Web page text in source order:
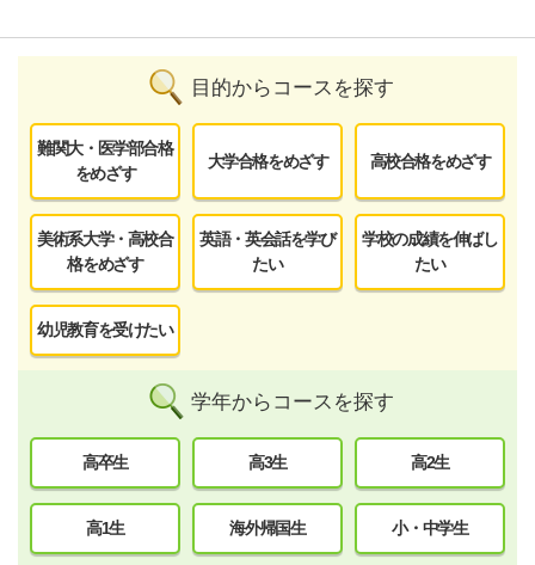
目的からコースを探す
難関大・医学部合格
をめざす
大学合格をめざす 高校合格をめざす
美術系大学・高校合
格をめざす
英語・英会話を学び
たい
学校の成績を伸ばし
たい
幼児教育を受けたい
学年からコースを探す
高卒生 高3生 高2生
高1生 海外帰国生 小・中学生